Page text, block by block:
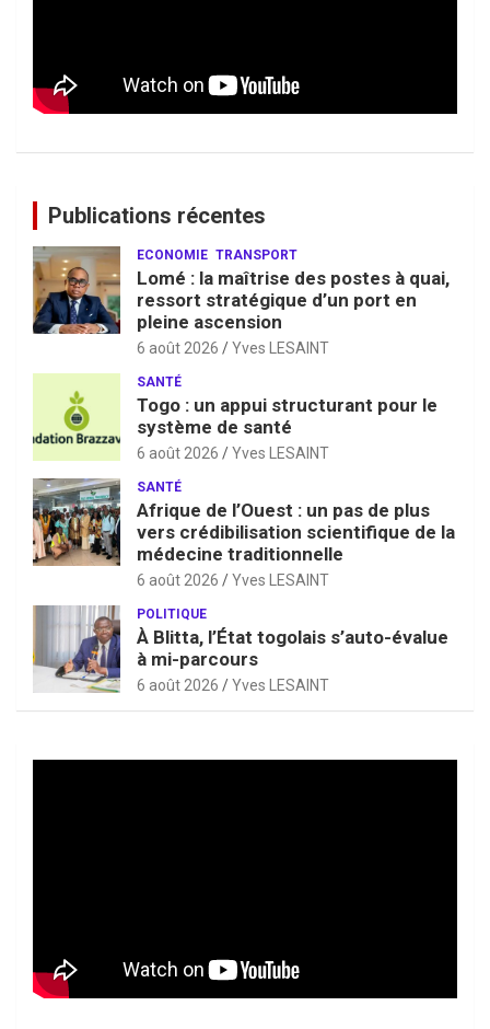
Publications récentes
ECONOMIE TRANSPORT
Lomé : la maîtrise des postes à quai,
ressort stratégique d’un port en
pleine ascension
6 août 2026 Yves LESAINT
SANTÉ
Togo : un appui structurant pour le
système de santé
6 août 2026 Yves LESAINT
SANTÉ
Afrique de l’Ouest : un pas de plus
vers crédibilisation scientifique de la
médecine traditionnelle
6 août 2026 Yves LESAINT
POLITIQUE
À Blitta, l’État togolais s’auto-évalue
à mi-parcours
6 août 2026 Yves LESAINT